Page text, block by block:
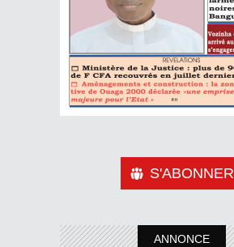
S'ABONNER
ANNONCE